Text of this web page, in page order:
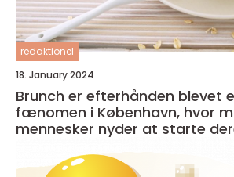
redaktionel
18. January 2024
Brunch er efterhånden
fænomen i København, hvor
mennesker nyder at starte